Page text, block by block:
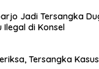
Jadi Tersangka
Ilegal di Konsel
Tersangka